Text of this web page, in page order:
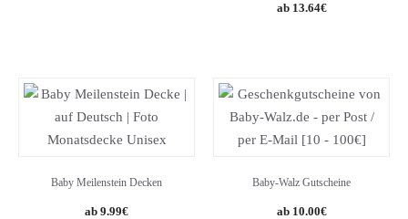
Original
13.64€Current
Baby Meilenstein Decken
9.99€
Baby-Walz Gutscheine
10.00€